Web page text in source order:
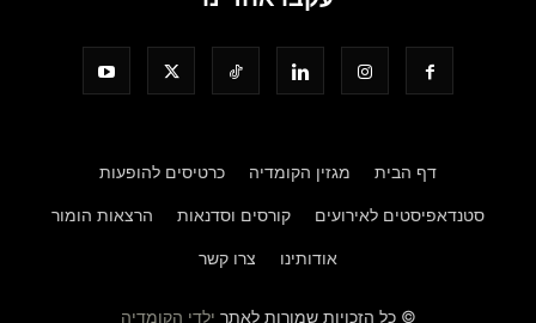
דף הבית מגזין הקומדיה כרטיסים להופעות
סטנדאפיסטים לאירועים קורסים וסדנאות הרצאות הומור
אודותינו צרו קשר
© כל הזכויות שמורות לאתר ילדי הקומדיה